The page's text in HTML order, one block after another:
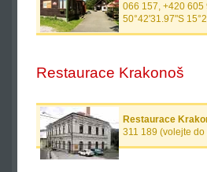
066 157, +420 605
50°42'31.97"S
Restaurace Krakonoš
Restaurace
311 189 (volejte do